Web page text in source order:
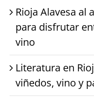
Rioja Alavesa al
para disfrutar
vino
Literatura en
viñedos, vino y